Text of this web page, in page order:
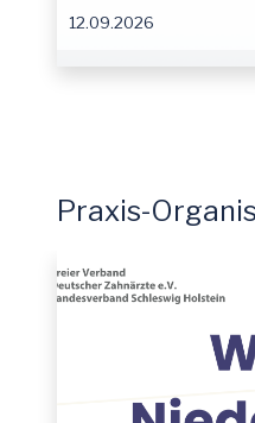
12.09.2026
Praxis-